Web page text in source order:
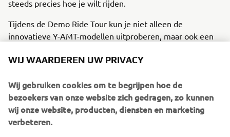
steeds precies hoe je wilt rijden.
Tijdens de Demo Ride Tour kun je niet alleen de
innovatieve Y-AMT-modellen uitproberen, maar ook een
kiest voo rgeavanceerde technologie, indrukwekkende
motor die bij jou past. Kom langs, laat je verrassen door de
veelzijdigheid van onze modellen en ontdek hoe
moeiteloos én plezierig motorrijden kan zijn.
WIJ WAARDEREN UW PRIVACY
Wij gebruiken cookies om te begrijpen hoe de
bezoekers van onze website zich gedragen, zo kunnen
wij onze website, producten, diensten en marketing
verbeteren.